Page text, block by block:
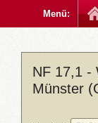
Menü:
NF 17,1 -
Münster